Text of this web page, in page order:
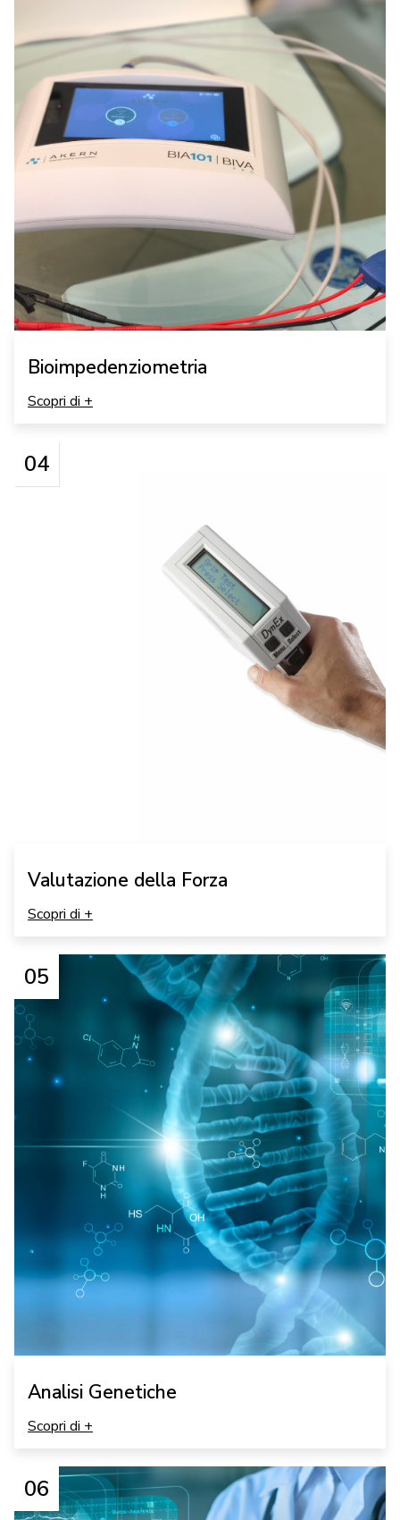
Bioimpedenziometria
Scopri di +
04
Valutazione della Forza
Scopri di +
05
Analisi Genetiche
Scopri di +
06